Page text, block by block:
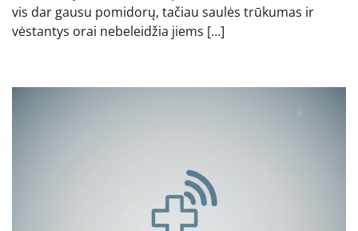
vis dar gausu pomidorų, tačiau saulės trūkumas ir
vėstantys orai nebeleidžia jiems […]